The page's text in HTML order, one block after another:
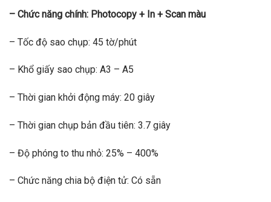
– Chức năng chính: Photocopy + In + Scan màu
– Tốc độ sao chụp: 45 tờ/phút
– Khổ giấy sao chụp: A3 – A5
– Thời gian khởi động máy: 20 giây
– Thời gian chụp bản đầu tiên: 3.7 giây
– Độ phóng to thu nhỏ: 25% – 400%
– Chức năng chia bộ điện tử: Có sẵn